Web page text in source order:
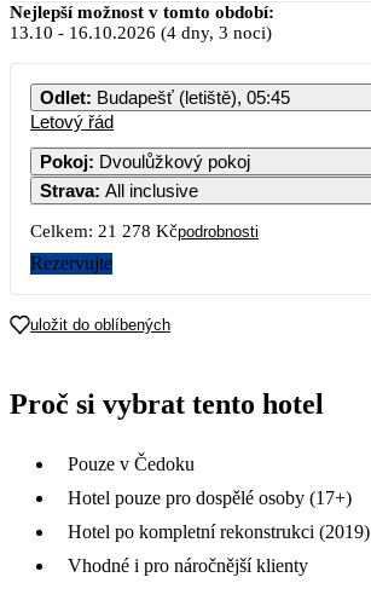
Nejlepší možnost v tomto období:
13.10 - 16.10.2026 (4 dny, 3 noci)
Odlet: Budapešť (letiště), 05:45
Letový řád
Pokoj: Dvoulůžkový pokoj
Strava: All inclusive
Celkem: 21 278 Kčpodrobnosti
Rezervujte
uložit do oblíbených
Proč si vybrat tento hotel
Pouze v Čedoku
Hotel pouze pro dospělé osoby (17+)
Hotel po kompletní rekonstrukci (2019)
Vhodné i pro náročnější klienty